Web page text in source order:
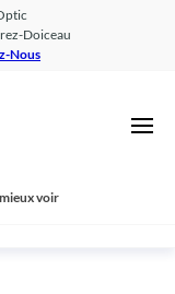
Doiceau
Nous
voir